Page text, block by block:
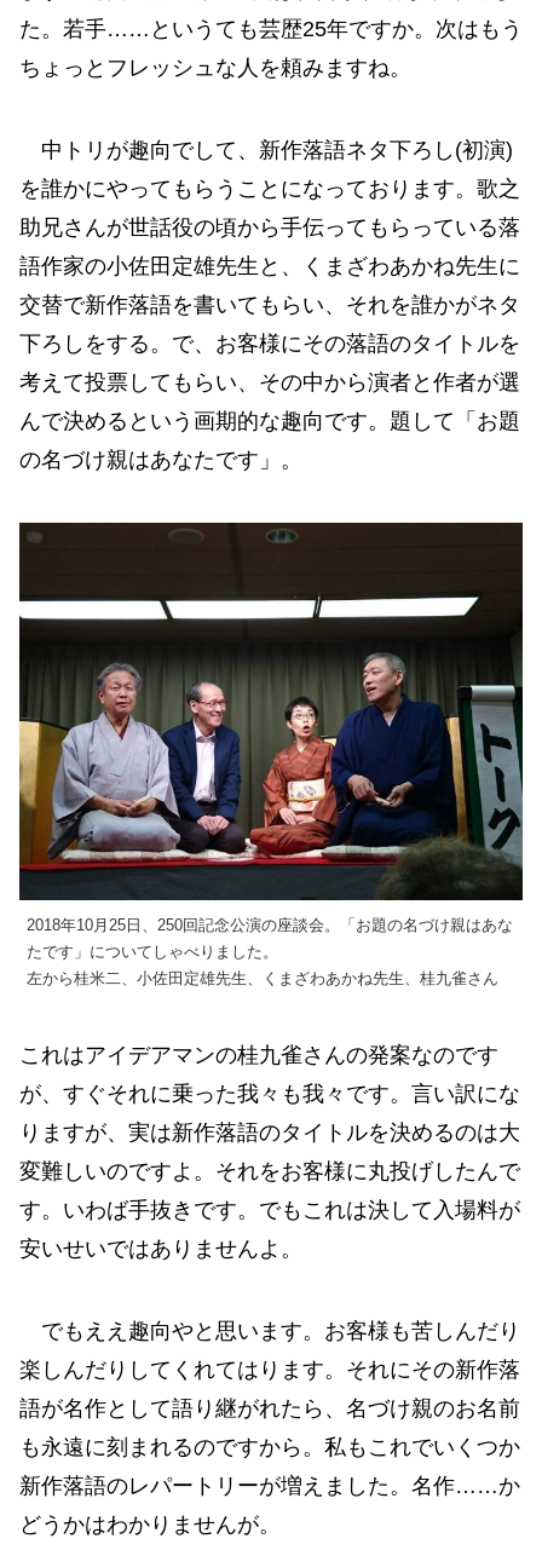
た。若手……というても芸歴25年ですか。次はもう
ちょっとフレッシュな人を頼みますね。
中トリが趣向でして、新作落語ネタ下ろし(初演)
を誰かにやってもらうことになっております。歌之
助兄さんが世話役の頃から手伝ってもらっている落
語作家の小佐田定雄先生と、くまざわあかね先生に
交替で新作落語を書いてもらい、それを誰かがネタ
下ろしをする。で、お客様にその落語のタイトルを
考えて投票してもらい、その中から演者と作者が選
んで決めるという画期的な趣向です。題して「お題
の名づけ親はあなたです」。
2018年10月25日、250回記念公演の座談会。「お題の名づけ親はあな
たです」についてしゃべりました。
左から桂米二、小佐田定雄先生、くまざわあかね先生、桂九雀さん
これはアイデアマンの桂九雀さんの発案なのです
が、すぐそれに乗った我々も我々です。言い訳にな
りますが、実は新作落語のタイトルを決めるのは大
変難しいのですよ。それをお客様に丸投げしたんで
す。いわば手抜きです。でもこれは決して入場料が
安いせいではありませんよ。
でもええ趣向やと思います。お客様も苦しんだり
楽しんだりしてくれてはります。それにその新作落
語が名作として語り継がれたら、名づけ親のお名前
も永遠に刻まれるのですから。私もこれでいくつか
新作落語のレパートリーが増えました。名作……か
どうかはわかりませんが。